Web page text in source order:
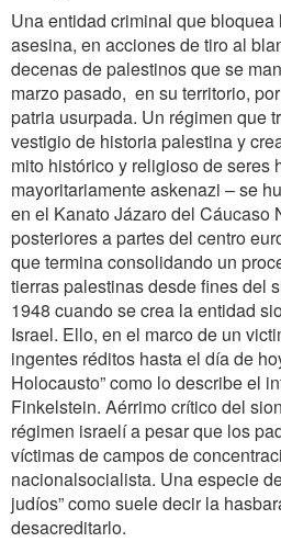
Una entidad criminal que bloquea
asesina, en acciones de tiro al
decenas de palestinos que se
marzo pasado, en su territorio,
patria usurpada. Un régimen que
vestigio de historia palestina y
mito histórico y religioso de seres
mayoritariamente askenazi – se
en el Kanato Jázaro del Cáucaso
posteriores a partes del centro
que termina consolidando un
tierras palestinas desde fines del
1948 cuando se crea la entidad
Israel. Ello, en el marco de un
ingentes réditos hasta el día de
Holocausto” como lo describe el
Finkelstein. Aérrimo crítico del
régimen israelí a pesar que los
víctimas de campos de
nacionalsocialista. Una especie
judíos” como suele decir la
desacreditarlo.